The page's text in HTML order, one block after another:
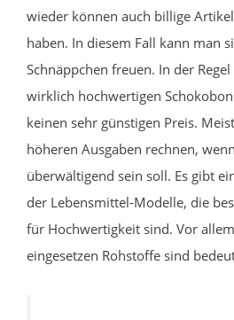
wieder können auch billige
haben. In diesem Fall kann man
Schnäppchen freuen. In der
wirklich hochwertigen
keinen sehr günstigen Preis.
höheren Ausgaben rechnen,
überwältigend sein soll. Es gibt
der Lebensmittel-Modelle, die
für Hochwertigkeit sind. Vor
eingesetzen Rohstoffe sind